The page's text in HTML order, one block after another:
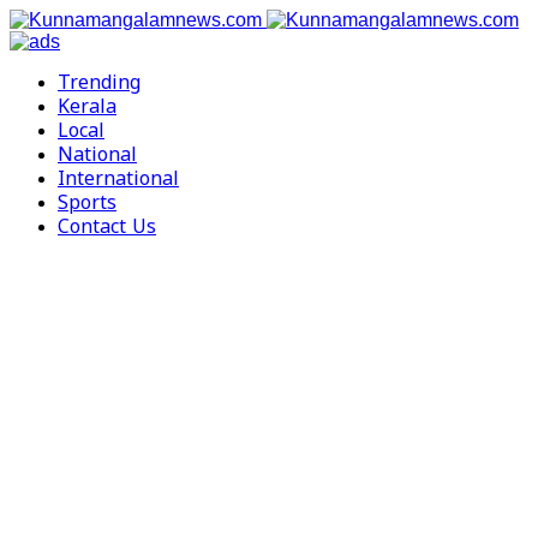
Trending
Kerala
Local
National
International
Sports
Contact Us